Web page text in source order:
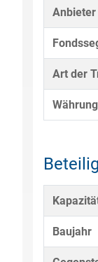
Anbieter
Art der
Währung
Baujahr